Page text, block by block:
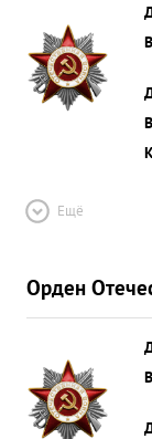
Ещё
Орден